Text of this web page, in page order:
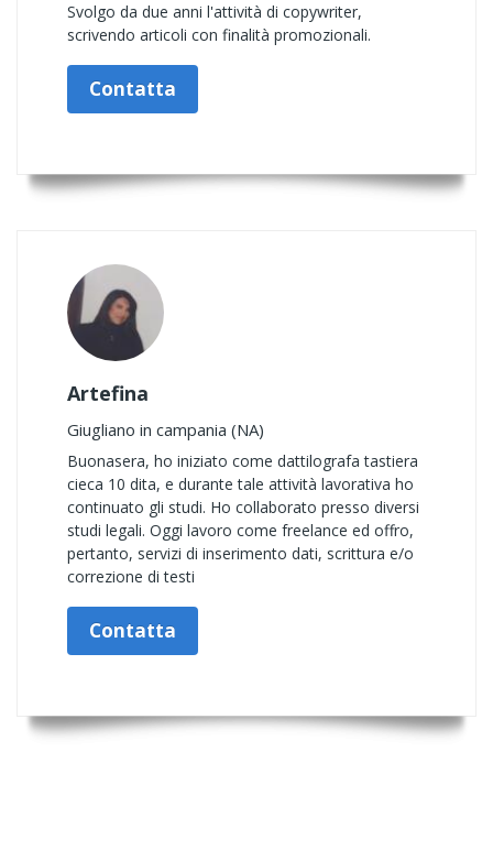
Svolgo da due anni l'attività di copywriter,
scrivendo articoli con finalità promozionali.
Contatta
Artefina
Giugliano in campania (NA)
Buonasera, ho iniziato come dattilografa tastiera
cieca 10 dita, e durante tale attività lavorativa ho
continuato gli studi. Ho collaborato presso diversi
studi legali. Oggi lavoro come freelance ed offro,
pertanto, servizi di inserimento dati, scrittura e/o
correzione di testi
Contatta